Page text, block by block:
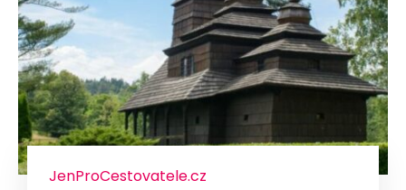
JenProCestovatele.cz